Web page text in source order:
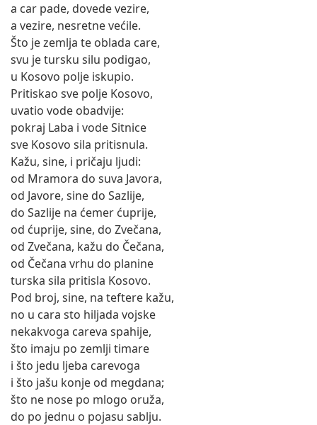
a car pade, dovede vezire,
a vezire, nesretne većile.
Što je zemlja te oblada care,
svu je tursku silu podigao,
u Kosovo polje iskupio.
Pritiskao sve polje Kosovo,
uvatio vode obadvije:
pokraj Laba i vode Sitnice
sve Kosovo sila pritisnula.
Kažu, sine, i pričaju ljudi:
od Mramora do suva Javora,
od Javore, sine do Sazlije,
do Sazlije na ćemer ćuprije,
od ćuprije, sine, do Zvečana,
od Zvečana, kažu do Čečana,
od Čečana vrhu do planine
turska sila pritisla Kosovo.
Pod broj, sine, na teftere kažu,
no u cara sto hiljada vojske
nekakvoga careva spahije,
što imaju po zemlji timare
i što jedu ljeba carevoga
i što jašu konje od megdana;
što ne nose po mlogo oruža,
do po jednu o pojasu sablju.